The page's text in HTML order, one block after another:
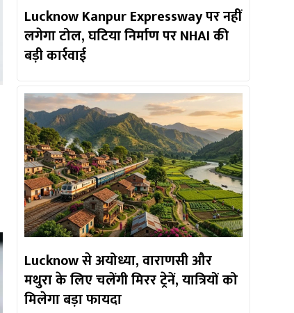
Lucknow Kanpur Expressway पर नहीं
लगेगा टोल, घटिया निर्माण पर NHAI की
बड़ी कार्रवाई
Lucknow से अयोध्या, वाराणसी और
मथुरा के लिए चलेंगी मिरर ट्रेनें, यात्रियों को
मिलेगा बड़ा फायदा